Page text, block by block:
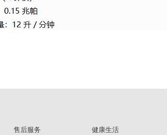
售后服务 健康生活